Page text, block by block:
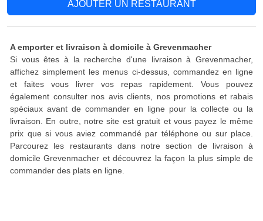
AJOUTER UN RESTAURANT
A emporter et livraison à domicile à Grevenmacher
Si vous êtes à la recherche d'une livraison à Grevenmacher,
affichez simplement les menus ci-dessus, commandez en ligne
et faites vous livrer vos repas rapidement. Vous pouvez
également consulter nos avis clients, nos promotions et rabais
spéciaux avant de commander en ligne pour la collecte ou la
livraison. En outre, notre site est gratuit et vous payez le même
prix que si vous aviez commandé par téléphone ou sur place.
Parcourez les restaurants dans notre section de livraison à
domicile Grevenmacher et découvrez la façon la plus simple de
commander des plats en ligne.